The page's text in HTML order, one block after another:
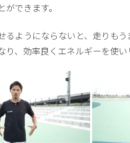
できます。
るようにならないと、走りも
り、効率良くエネルギーを使